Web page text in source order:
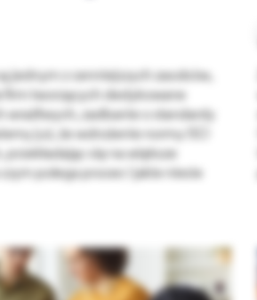
jednym z cenniejszych zasobów,
tworzących dedykowane
zadbanie o standardy
już, że wdrożenie normy ISO
się na większe
polega proces i jakie niesie